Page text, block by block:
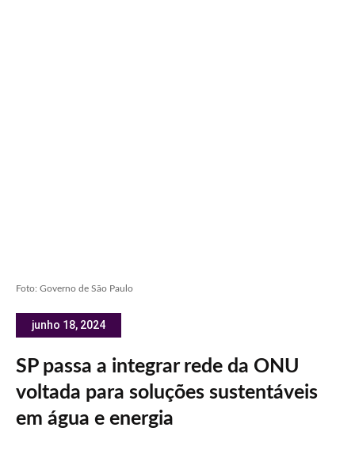
Foto: Governo de São Paulo
junho 18, 2024
SP passa a integrar rede da ONU
voltada para soluções sustentáveis
em água e energia